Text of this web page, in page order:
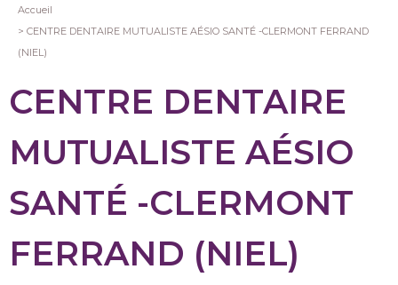
Fil
d'Ariane
Accueil
CENTRE DENTAIRE MUTUALISTE AÉSIO SANTÉ -CLERMONT FERRAND
(NIEL)
CENTRE DENTAIRE
MUTUALISTE AÉSIO
SANTÉ -CLERMONT
FERRAND (NIEL)